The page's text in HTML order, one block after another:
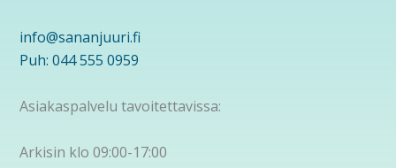
info@sananjuuri.fi
Puh: 044 555 0959
Asiakaspalvelu tavoitettavissa:
Arkisin klo 09:00-17:00